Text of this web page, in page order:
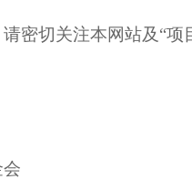
密切关注本网站及“项